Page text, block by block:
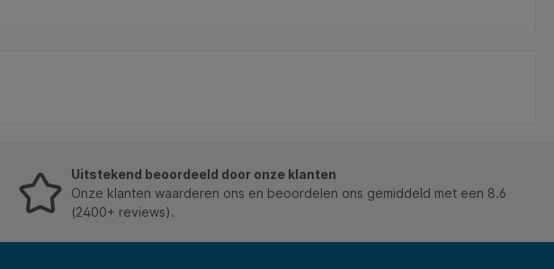
Uitstekend beoordeeld door onze klanten
Onze klanten waarderen ons en beoordelen ons gemiddeld met een 8.6
(2400+ reviews).